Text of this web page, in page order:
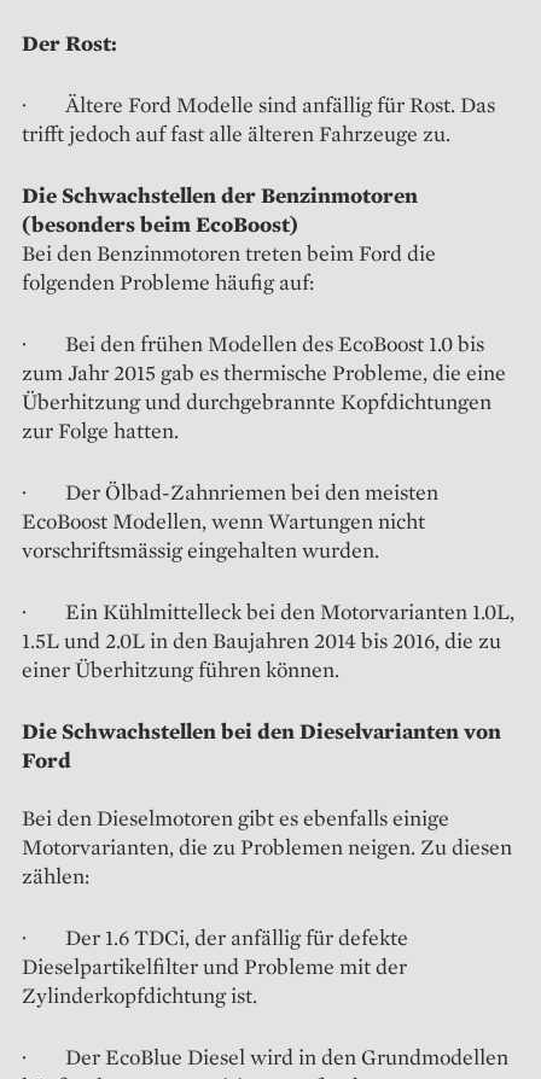
Der Rost:
· Ältere Ford Modelle sind anfällig für Rost. Das
trifft jedoch auf fast alle älteren Fahrzeuge zu.
Die Schwachstellen der Benzinmotoren
(besonders beim EcoBoost)
Bei den Benzinmotoren treten beim Ford die
folgenden Probleme häufig auf:
· Bei den frühen Modellen des EcoBoost 1.0 bis
zum Jahr 2015 gab es thermische Probleme, die eine
Überhitzung und durchgebrannte Kopfdichtungen
zur Folge hatten.
· Der Ölbad-Zahnriemen bei den meisten
EcoBoost Modellen, wenn Wartungen nicht
vorschriftsmässig eingehalten wurden.
· Ein Kühlmittelleck bei den Motorvarianten 1.0L,
1.5L und 2.0L in den Baujahren 2014 bis 2016, die zu
einer Überhitzung führen können.
Die Schwachstellen bei den Dieselvarianten von
Ford
Bei den Dieselmotoren gibt es ebenfalls einige
Motorvarianten, die zu Problemen neigen. Zu diesen
zählen:
· Der 1.6 TDCi, der anfällig für defekte
Dieselpartikelfilter und Probleme mit der
Zylinderkopfdichtung ist.
· Der EcoBlue Diesel wird in den Grundmodellen